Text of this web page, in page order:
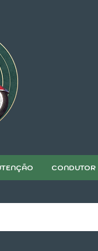
CONDUTOR